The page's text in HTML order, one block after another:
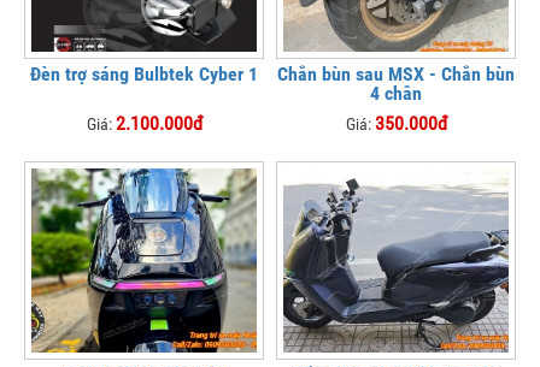
Đèn trợ sáng Bulbtek Cyber 1
Giá:2.100.000đ
Chắn bùn sau MSX - Chắn bùn
4 chân
Giá:350.000đ